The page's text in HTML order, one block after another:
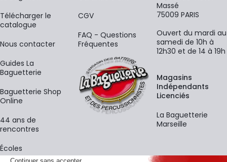
​Télécharger le
catalogue
Nous contacter
Guides La
Baguetterie
Baguetterie Shop
Online
44 ans de
rencontres
Écoles
CGV
FAQ - Questions
Fréquentes
Massé
75009 PARIS
Ouvert du mardi au
samedi de 10h à
12h30 et de 14 à 19h
Magasins
Indépendants
Licenciés
La Baguetterie
Marseille